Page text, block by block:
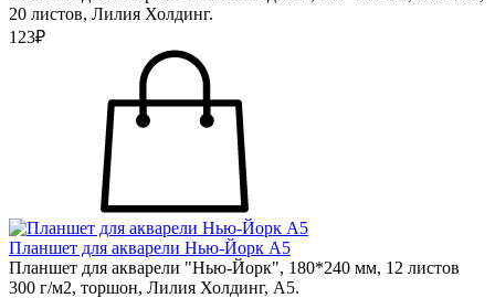
20 листов, Лилия Холдинг.
123₽
Планшет для акварели Нью-Йорк А5
Планшет для акварели "Нью-Йорк", 180*240 мм, 12 листов
300 г/м2, торшон, Лилия Холдинг, А5.